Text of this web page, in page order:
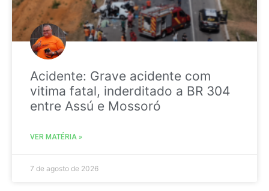
Acidente: Grave acidente com
vitima fatal, inderditado a BR 304
entre Assú e Mossoró
VER MATÉRIA »
7 de agosto de 2026